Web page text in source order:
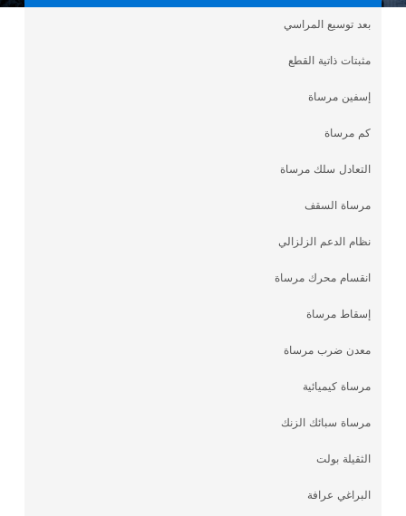
بعد توسيع المراسي
مثبتات ذاتية القطع
إسفين مرساة
كم مرساة
التعادل سلك مرساة
مرساة السقف
نظام الدعم الزلزالي
انقسام محرك مرساة
إسقاط مرساة
معدن ضرب مرساة
مرساة كيميائية
مرساة سبائك الزنك
الثقيلة بولت
البراغي عرافة